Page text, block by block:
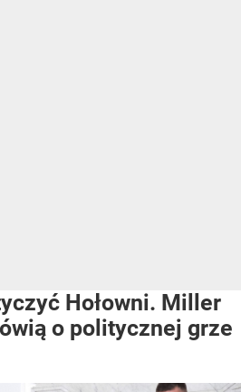
Hołowni. Miller
o politycznej grze